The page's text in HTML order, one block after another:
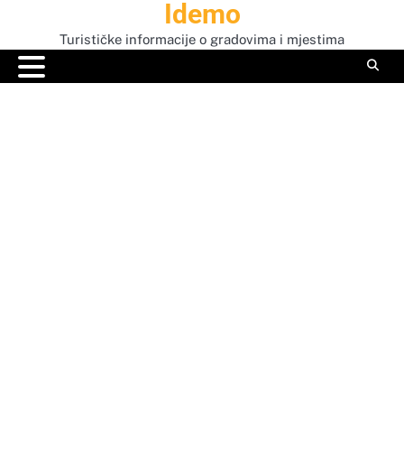
content
Idemo
Turističke informacije o gradovima i mjestima